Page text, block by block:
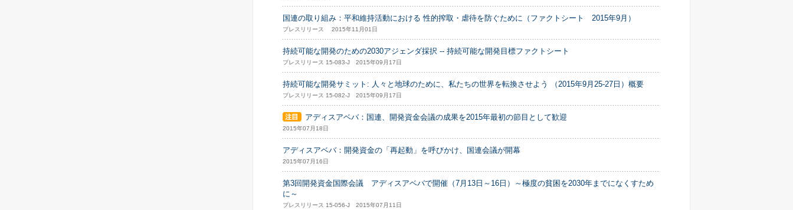
国連の取り組み：平和維持活動における 性的搾取・虐待を防ぐために（ファクトシート 2015年9月）
プレスリリース 2015年11月01日
持続可能な開発のための2030アジェンダ採択 -- 持続可能な開発目標ファクトシート
プレスリリース 15-083-J 2015年09月17日
持続可能な開発サミット: 人々と地球のために、私たちの世界を転換させよう （2015年9月25-27日）概要
プレスリリース 15-082-J 2015年09月17日
アディスアベバ：国連、開発資金会議の成果を2015年最初の節目として歓迎
2015年07月18日
アディスアベバ：開発資金の「再起動」を呼びかけ、国連会議が開幕
2015年07月16日
第3回開発資金国際会議 アディスアベバで開催（7月13日～16日）～極度の貧困を2030年までになくすため
に～
プレスリリース 15-056-J 2015年07月11日